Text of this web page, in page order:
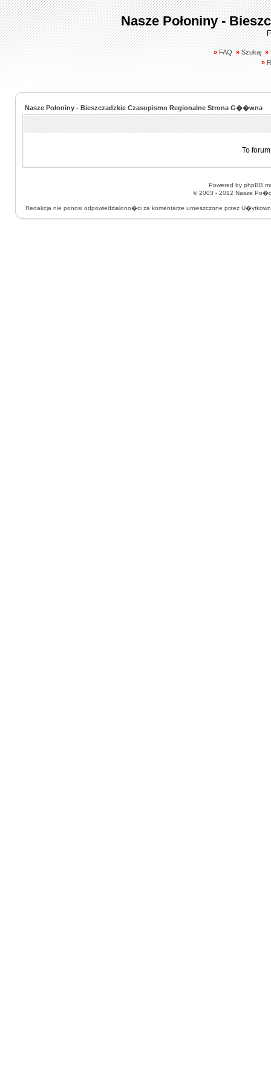
Nasze Połoniny -
» FAQ » Szukaj »
»
Nasze Połoniny - Bieszczadzkie Czasopismo Regionalne Strona G��wna
To
Powered by phpBB
© 2003 - 2012 Nasze
Redakcja nie ponosi odpowiedzialono�ci za komentarze umieszczone przez